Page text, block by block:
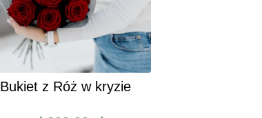
Bukiet z Róż w kryzie